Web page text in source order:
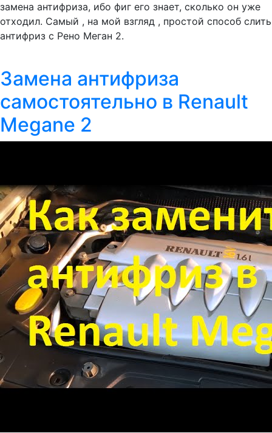
замена антифриза, ибо фиг его знает, сколько он уже
отходил. Самый , на мой взгляд , простой способ слить
антифриз с Рено Меган 2.
Замена антифриза
самостоятельно в Renault
Megane 2